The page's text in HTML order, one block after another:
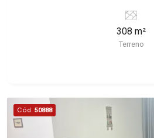
Martinelli Imobiliária
308m² de área terreno - Plano
fechado - Portaria 24hrs Martinelli Imobiliária -
de casas e terrenos
nos bairros mais desejados
reconhecidos por sua
308 m²
Terreno
Cód. 50888